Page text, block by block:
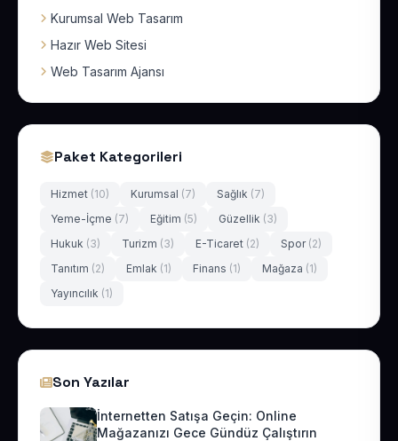
Kurumsal Web Tasarım
Hazır Web Sitesi
Web Tasarım Ajansı
Paket Kategorileri
Hizmet (10) Kurumsal (7) Sağlık (7)
Yeme-İçme (7) Eğitim (5) Güzellik (3)
Hukuk (3) Turizm (3) E-Ticaret (2) Spor (2)
Tanıtım (2) Emlak (1) Finans (1) Mağaza (1)
Yayıncılık (1)
Son Yazılar
İnternetten Satışa Geçin: Online
Mağazanızı Gece Gündüz Çalıştırın